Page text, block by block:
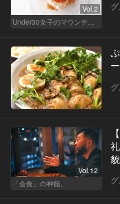
Vol.2
Vol.12
「会食」の神髄。
貌